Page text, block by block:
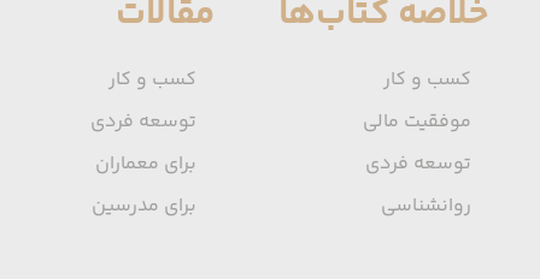
خلاصه کتاب‌ها
کسب و کار
موفقیت مالی
توسعه فردی
روانشناسی
مقالات
کسب و کار
توسعه فردی
برای معماران
برای مدرسین